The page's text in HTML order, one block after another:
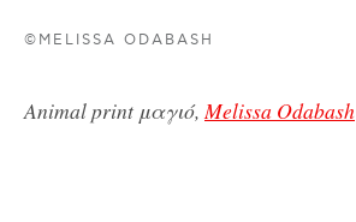
©MELISSA ODABASH
Animal print μαγιό,Melissa Odabash